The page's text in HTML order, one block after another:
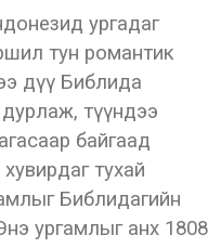
ургадаг
тун романтик
дүү Библида
дурлаж, түүндээ
байгаад
тухай
Библидагийн
ургамлыг анх 1808